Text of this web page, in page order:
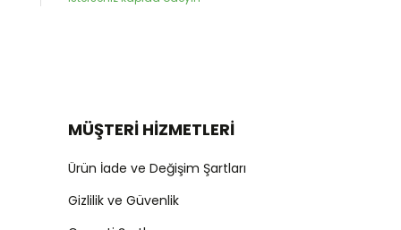
MÜŞTERİ HİZMETLERİ
Ürün İade ve Değişim Şartları
Gizlilik ve Güvenlik